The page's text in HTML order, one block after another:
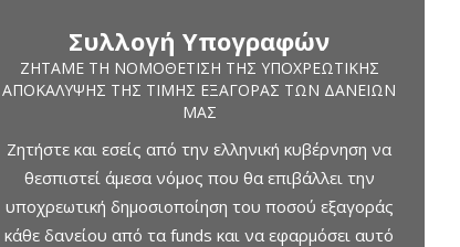
Συλλογή Υπογραφών
ΖΗΤΆΜΕ ΤΗ ΝΟΜΟΘΈΤΙΣΗ ΤΗΣ ΥΠΟΧΡΕΩΤΙΚΉΣ
ΑΠΟΚΆΛΥΨΗΣ ΤΗΣ ΤΙΜΉΣ ΕΞΑΓΟΡΆΣ ΤΩΝ ΔΑΝΕΊΩΝ
ΜΑΣ
Ζητήστε και εσείς από την ελληνική κυβέρνηση να
θεσπιστεί άμεσα νόμος που θα επιβάλλει την
υποχρεωτική δημοσιοποίηση του ποσού εξαγοράς
κάθε δανείου από τα funds και να εφαρμόσει αυτό